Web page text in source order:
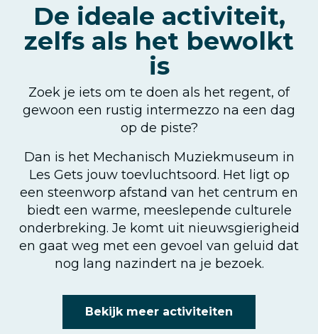
De ideale activiteit,
zelfs als het bewolkt
is
Zoek je iets om te doen als het regent, of
gewoon een rustig intermezzo na een dag
op de piste?
Dan is het Mechanisch Muziekmuseum in
Les Gets jouw toevluchtsoord. Het ligt op
een steenworp afstand van het centrum en
biedt een warme, meeslepende culturele
onderbreking. Je komt uit nieuwsgierigheid
en gaat weg met een gevoel van geluid dat
nog lang nazindert na je bezoek.
Bekijk meer activiteiten